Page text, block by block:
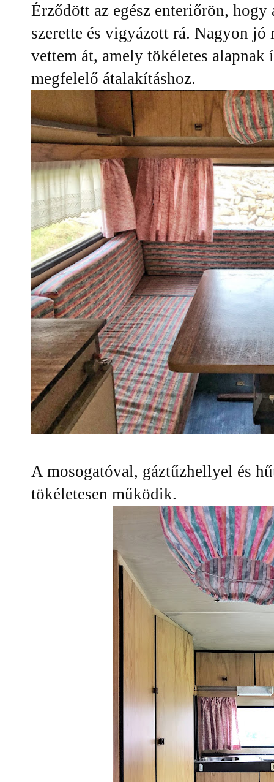
Érződött az egész enteriőrön,
szerette és vigyázott rá. Nagyon
vettem át, amely tökéletes alapnak
megfelelő átalakításhoz.
A mosogatóval, gáztűzhellyel és
tökéletesen működik.